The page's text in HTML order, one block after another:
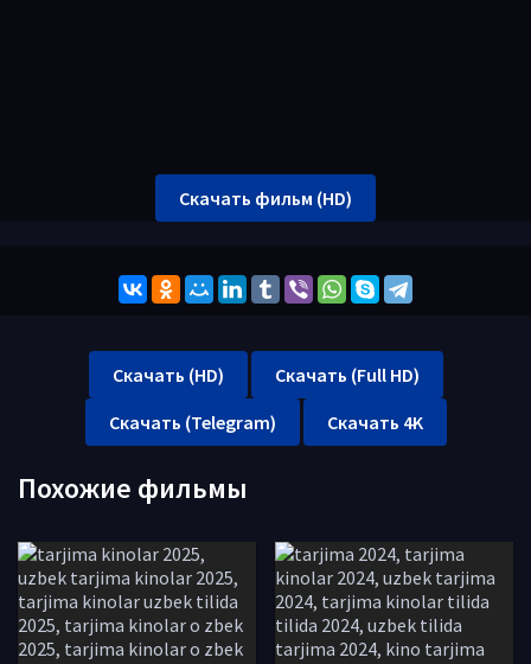
Скачать фильм (HD)
Скачать (HD)
Скачать (Full HD)
Скачать (Telegram)
Скачать 4K
Похожие фильмы